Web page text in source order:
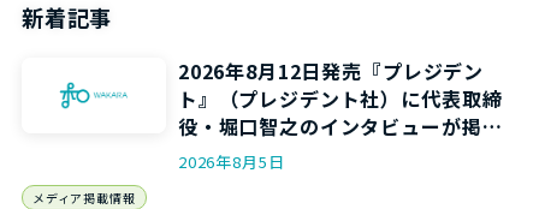
新着記事
2026年8月12日発売『プレジデン
ト』（プレジデント社）に代表取締
役・堀口智之のインタビューが掲載
されます
2026年8月5日
メディア掲載情報